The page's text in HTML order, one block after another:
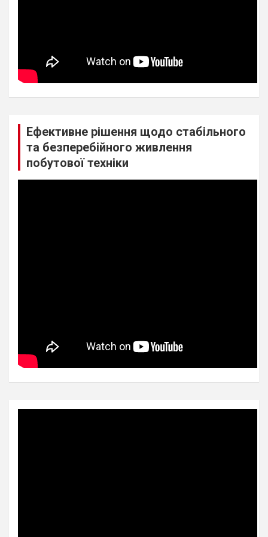
Ефективне рішення щодо стабільного
та безперебійного живлення
побутової техніки